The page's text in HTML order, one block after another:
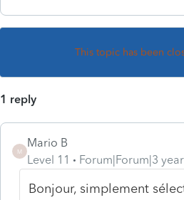
This topic has been
1 reply
M
Mario B
Level 11
Forum|Forum|3
Bonjour, simplement